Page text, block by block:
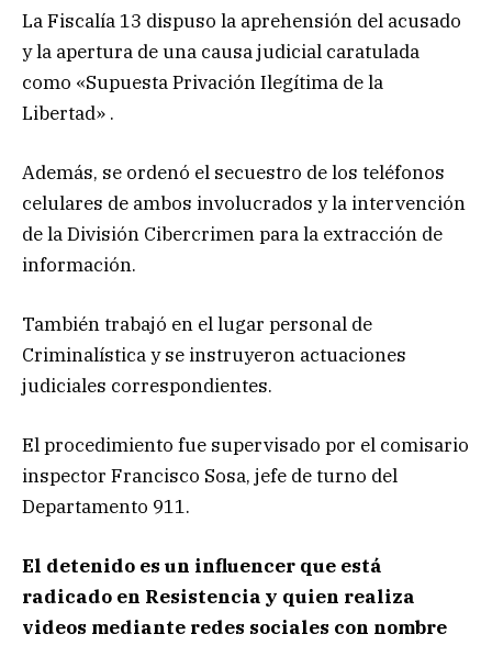
La Fiscalía 13 dispuso la aprehensión del acusado
y la apertura de una causa judicial caratulada
como «Supuesta Privación Ilegítima de la
Libertad» .
Además, se ordenó el secuestro de los teléfonos
celulares de ambos involucrados y la intervención
de la División Cibercrimen para la extracción de
información.
También trabajó en el lugar personal de
Criminalística y se instruyeron actuaciones
judiciales correspondientes.
El procedimiento fue supervisado por el comisario
inspector Francisco Sosa, jefe de turno del
Departamento 911.
El detenido es un influencer que está
radicado en Resistencia y quien realiza
videos mediante redes sociales con nombre